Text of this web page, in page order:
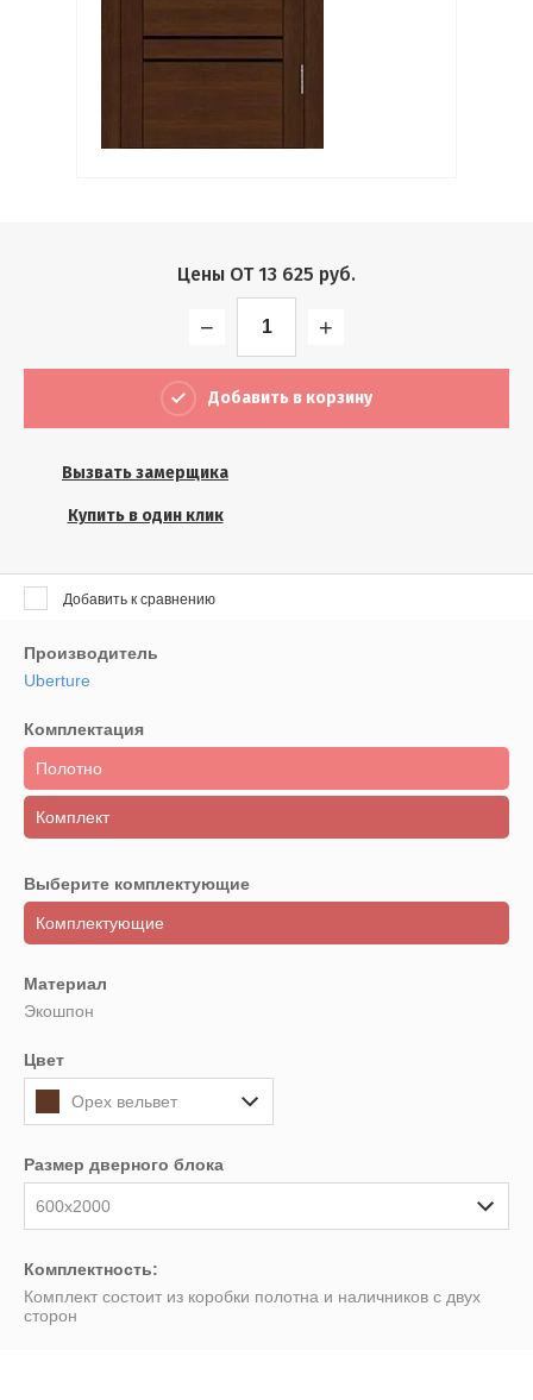
Цены ОТ 13 625 руб.
− +
Добавить в корзину
Вызвать замерщика
Купить в один клик
Добавить к сравнению
Производитель
Uberture
Выберите комплектующие
Комплектующие
Комплектация
Полотно
Комплект
Материал
Экошпон
Цвет
Орех вельвет
Размер дверного блока
600x2000
Комплектность:
Комплект состоит из коробки полотна и наличников с двух
сторон
Выберите...